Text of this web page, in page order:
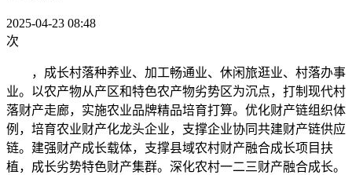
2025-04-23 08:48
次
，成长村落种养业、加工畅通业、休闲旅逛业、村落办事
业。以农产物从产区和特色农产物劣势区为沉点，打制现代村
落财产走廊，实施农业品牌精品培育打算。优化财产链组织体
例，培育农业财产化龙头企业，支撑企业协同共建财产链供应
链。建强财产成长载体，支撑县域农村财产融合成长项目扶
植，成长劣势特色财产集群。深化农村一二三财产融合成长。